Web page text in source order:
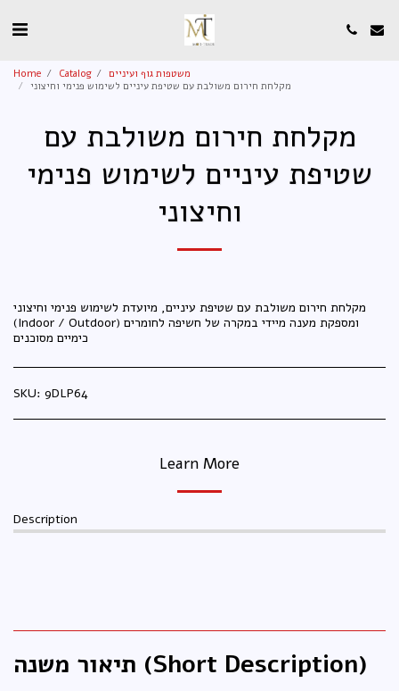
Home Catalog
משטפות גוף ועיניים
מקלחת חירום משולבת עם שטיפת עיניים לשימוש פנימי וחיצוני
מקלחת חירום משולבת עם
שטיפת עיניים לשימוש פנימי
וחיצוני
מקלחת חירום משולבת עם שטיפת עיניים, מיועדת לשימוש פנימי וחיצוני
(Indoor / Outdoor) ומספקת מענה מיידי במקרה של חשיפה לחומרים
כימיים מסוכנים
SKU: 9DLP64
Learn More
Description
תיאור משנה (Short Description)